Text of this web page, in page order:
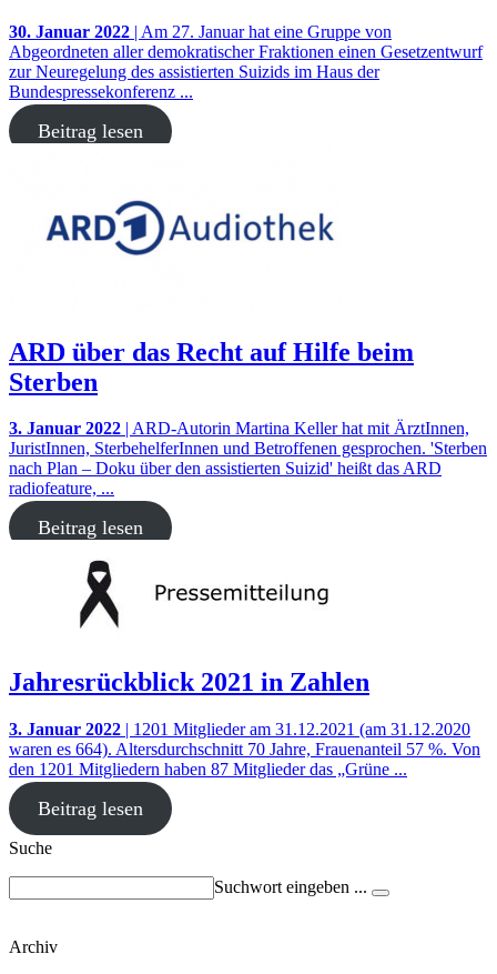
30. Januar 2022 | Am 27. Januar hat eine Gruppe von
Abgeordneten aller demokratischer Fraktionen einen Gesetzentwurf
zur Neuregelung des assistierten Suizids im Haus der
Bundespressekonferenz ...
Beitrag lesen
ARD über das Recht auf Hilfe beim
Sterben
3. Januar 2022 | ARD-Autorin Martina Keller hat mit ÄrztInnen,
JuristInnen, SterbehelferInnen und Betroffenen gesprochen. 'Sterben
nach Plan – Doku über den assistierten Suizid' heißt das ARD
radiofeature, ...
Beitrag lesen
Jahresrückblick 2021 in Zahlen
3. Januar 2022 | 1201 Mitglieder am 31.12.2021 (am 31.12.2020
waren es 664). Altersdurchschnitt 70 Jahre, Frauenanteil 57 %. Von
den 1201 Mitgliedern haben 87 Mitglieder das „Grüne ...
Beitrag lesen
Suche
Suchwort eingeben ...
Archiv